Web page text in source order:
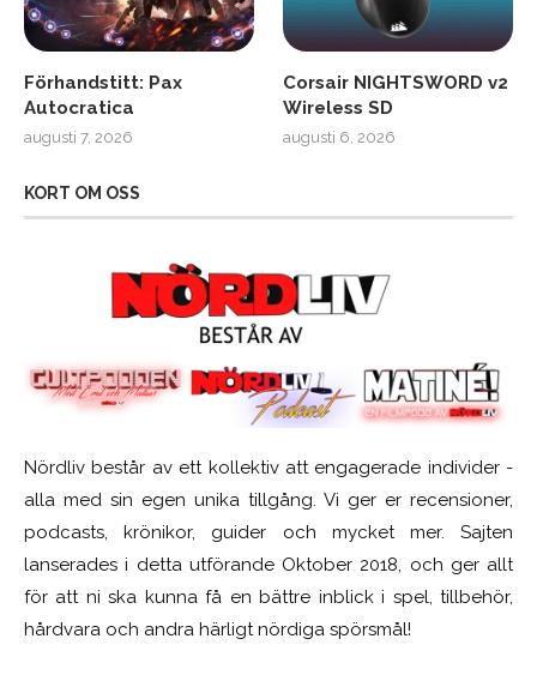
Förhandstitt: Pax
Autocratica
augusti 7, 2026
Corsair NIGHTSWORD v2
Wireless SD
augusti 6, 2026
KORT OM OSS
Nördliv består av ett kollektiv att engagerade individer -
alla med sin egen unika tillgång. Vi ger er recensioner,
podcasts, krönikor, guider och mycket mer. Sajten
lanserades i detta utförande Oktober 2018, och ger allt
för att ni ska kunna få en bättre inblick i spel, tillbehör,
hårdvara och andra härligt nördiga spörsmål!